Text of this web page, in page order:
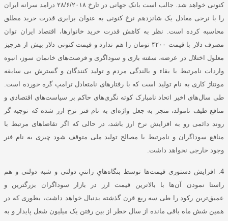
کنونی خواهد شد. جالب است بانک جهانی در تارخ ۲۸/۶/۲۰۱۸ درامد سرانه ایران
را با نرخی معادل یک شانزدهم نرخ کنونی به عنوان برابری قدرت خرید مطلق
محاسبه کرده است. نظر به کاهش قدرت خرید خانوارها، اقتصاد ایران توان
مصرف دلار با قیمت ۴۲۰۰ تومان را هم ندارد و قیمت کنونی دلار بیش از هرچیز
معلول اختلال در عرضه، سفته بازی و سوداگری و فرصت‌های خانمان سوز، انبوه
واردات نامرتبط با بقاء و بالندگی مردم و تولید کنندگان و گسترش بی سابقه
مونتاژ کاری به نام تولید است که با رفتار‌های نامتعادل ترامپ گره خورده است.
طی سال‌های اخیر اتحاد نامبارک کوته نگری‌های حاکم بر سیاست‌های اقتصادی و
منافع طیف نامولد، منجر به جعل واژه‌ای به نام فنر نرخ ارز شده که توجیه گر
روند دائمی رو به افزایش نرخ ارز باشد، در حالی که اگر تقاضا‌های مرتبط با
منافع سوداگران و نامرتبط با مصالح تولید ملی متوقف شود چیزی به نام فنر
وجود خارجی نخواهد داشت.
4. افزایش دستوری قیمت‌ها توسط بنگاه‌هایِ رانتیِ دولتی و شبه دولتی و هم
راستا نمودن آن‌ها با بالاترین قیمت ارز در بازار سوداگران بزرگترین و
عمیق‌ترین رکود را طی سه ربع قرن گذشته بدنبال خواهد داشت، بطوری که در
همین شش ماه باقی مانده از سال خطر از بین رفتن یک میلیون شغل پایدار و به